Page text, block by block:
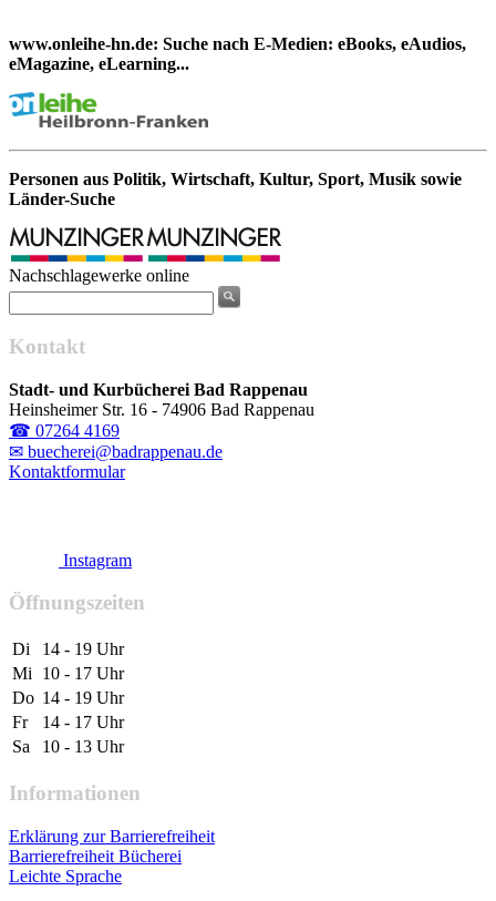
www.onleihe-hn.de: Suche nach E-Medien: eBooks, eAudios,
eMagazine, eLearning...
Personen aus Politik, Wirtschaft, Kultur, Sport, Musik sowie
Länder-Suche
Nachschlagewerke online
Kontakt
Stadt- und Kurbücherei Bad Rappenau
Heinsheimer Str. 16 - 74906 Bad Rappenau
☎ 07264 4169
✉ buecherei@badrappenau.de
Kontaktformular
Instagram
Öffnungszeiten
Di
14 - 19 Uhr
Mi
10 - 17 Uhr
Do 14 - 19 Uhr
Fr
14 - 17 Uhr
Sa
10 - 13 Uhr
Informationen
Erklärung zur Barrierefreiheit
Barrierefreiheit Bücherei
Leichte Sprache